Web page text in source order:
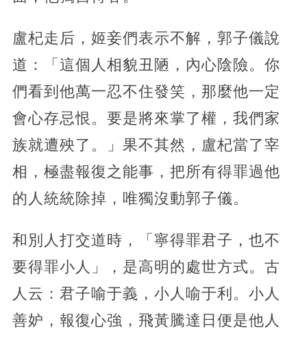
盧杞走后，姬妾們表示不解，郭子儀說
道：「這個人相貌丑陋，內心陰險。你
們看到他萬一忍不住發笑，那麼他一定
會心存忌恨。要是將來掌了權，我們家
族就遭殃了。」果不其然，盧杞當了宰
相，極盡報復之能事，把所有得罪過他
的人統統除掉，唯獨沒動郭子儀。
和別人打交道時，「寧得罪君子，也不
要得罪小人」，是高明的處世方式。古
人云：君子喻于義，小人喻于利。小人
善妒，報復心強，飛黃騰達日便是他人